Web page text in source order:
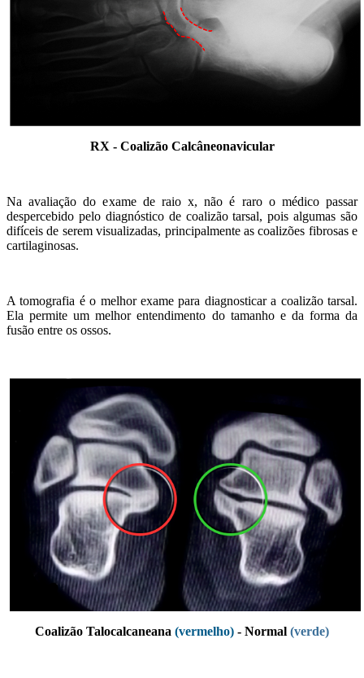
RX - Coalizão Calcâneonavicular
Na avaliação do exame de raio x, não é raro o médico passar
despercebido pelo diagnóstico de coalizão tarsal, pois algumas são
difíceis de serem visualizadas, principalmente as coalizões fibrosas e
cartilaginosas.
A tomografia é o melhor exame para diagnosticar a coalizão tarsal.
Ela permite um melhor entendimento do tamanho e da forma da
fusão entre os ossos.
Coalizão Talocalcaneana (vermelho) - Normal (verde)